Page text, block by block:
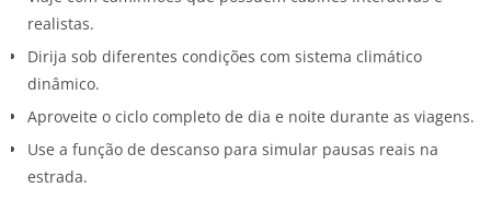
realistas.
Dirija sob diferentes condições com sistema climático
dinâmico.
Aproveite o ciclo completo de dia e noite durante as viagens.
Use a função de descanso para simular pausas reais na
estrada.